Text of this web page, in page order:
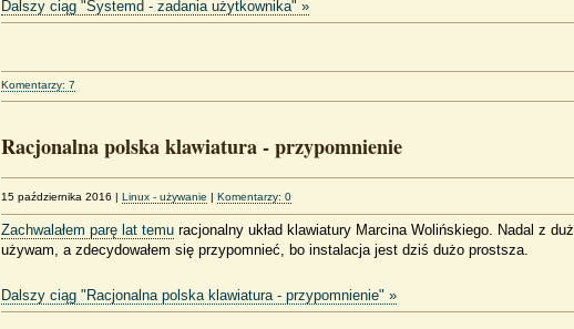
Dalszy ciąg "Systemd - zadania użytkownika" »
Komentarzy: 7
Racjonalna polska klawiatura - przypomnienie
15 października 2016 | Linux - używanie | Komentarzy: 0
Zachwalałem parę lat temu racjonalny układ klawiatury Marcina Wolińskiego. Nadal z
używam, a zdecydowałem się przypomnieć, bo instalacja jest dziś dużo prostsza.
Dalszy ciąg "Racjonalna polska klawiatura - przypomnienie" »